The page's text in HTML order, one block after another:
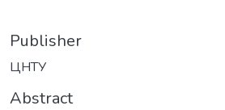
Publisher
ЦНТУ
Abstract